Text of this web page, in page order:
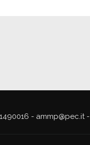
- ammp@pec.it -